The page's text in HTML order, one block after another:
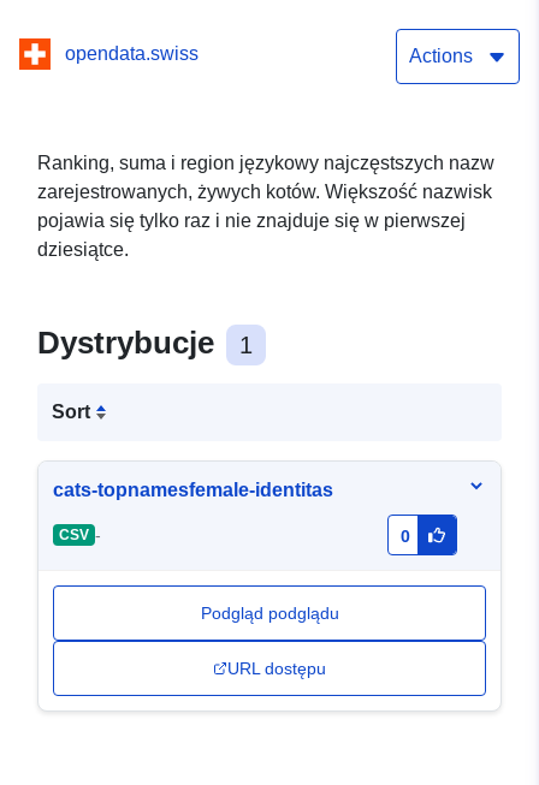
opendata.swiss Actions
Ranking, suma i region językowy najczęstszych nazw
zarejestrowanych, żywych kotów. Większość nazwisk
pojawia się tylko raz i nie znajduje się w pierwszej
dziesiątce.
Dystrybucje 1
Sort
cats-topnamesfemale-identitas
CSV - 0
Podgląd podglądu
URL dostępu